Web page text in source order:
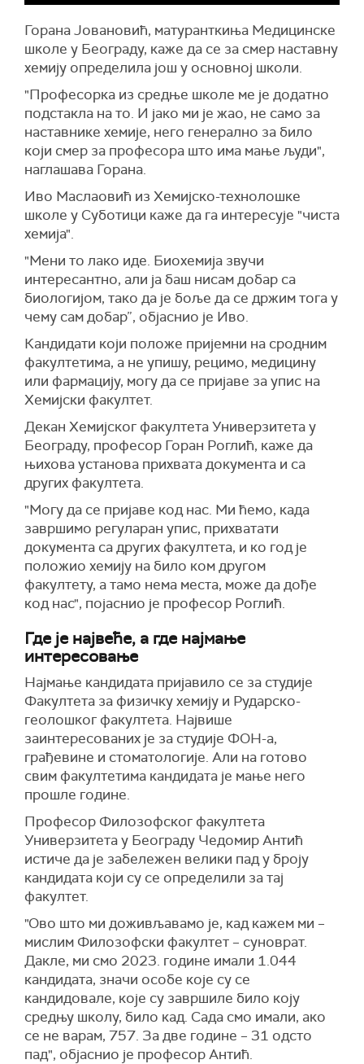
Горана Јовановић, матуранткиња Медицинске
школе у Београду, каже да се за смер наставну
хемију определила још у основној школи.
"Професорка из средње школе ме је додатно
подстакла на то. И јако ми је жао, не само за
наставнике хемије, него генерално за било
који смер за професора што има мање људи",
наглашава Горана.
Иво Маслаовић из Хемијско-технолошке
школе у Суботици каже да га интересује "чиста
хемија".
"Мени то лако иде. Биохемија звучи
интересантно, али ја баш нисам добар са
биологијом, тако да је боље да се држим тога у
чему сам добар”, објаснио је Иво.
Кандидати који положе пријемни на сродним
факултетима, а не упишу, рецимо, медицину
или фармацију, могу да се пријаве за упис на
Хемијски факултет.
Декан Хемијског факултета Универзитета у
Београду, професор Горан Роглић, каже да
њихова установа прихвата документа и са
других факултета.
"Могу да се пријаве код нас. Ми ћемо, када
завршимо регуларан упис, прихватати
документа са других факултета, и ко год је
положио хемију на било ком другом
факултету, а тамо нема места, може да дође
код нас", појаснио је професор Роглић.
Где је највеће, а где најмање
интересовање
Најмање кандидата пријавило се за студије
Факултета за физичку хемију и Рударско-
геолошког факултета. Највише
заинтересованих је за студије ФОН-а,
грађевине и стоматологије. Али на готово
свим факултетима кандидата је мање него
прошле године.
Професор Филозофског факултета
Универзитета у Београду Чедомир Антић
истиче да је забележен велики пад у броју
кандидата који су се определили за тај
факултет.
"Ово што ми доживљавамо је, кад кажем ми –
мислим Филозофски факултет – суноврат.
Дакле, ми смо 2023. године имали 1.044
кандидата, значи особе које су се
кандидовале, које су завршиле било коју
средњу школу, било кад. Сада смо имали, ако
се не варам, 757. За две године – 31 одсто
пад", објаснио је професор Антић.